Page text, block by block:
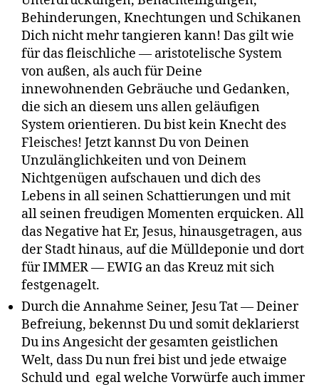
Behinderungen, Knechtungen und Schikanen
Dich nicht mehr tangieren kann! Das gilt wie
für das fleischliche — aristotelische System
von außen, als auch für Deine
innewohnenden Gebräuche und Gedanken,
die sich an diesem uns allen geläufigen
System orientieren. Du bist kein Knecht des
Fleisches! Jetzt kannst Du von Deinen
Unzulänglichkeiten und von Deinem
Nichtgenügen aufschauen und dich des
Lebens in all seinen Schattierungen und mit
all seinen freudigen Momenten erquicken. All
das Negative hat Er, Jesus, hinausgetragen, aus
der Stadt hinaus, auf die Mülldeponie und dort
für IMMER — EWIG an das Kreuz mit sich
festgenagelt.
Durch die Annahme Seiner, Jesu Tat — Deiner
Befreiung, bekennst Du und somit deklarierst
Du ins Angesicht der gesamten geistlichen
Welt, dass Du nun frei bist und jede etwaige
Schuld und egal welche Vorwürfe auch immer